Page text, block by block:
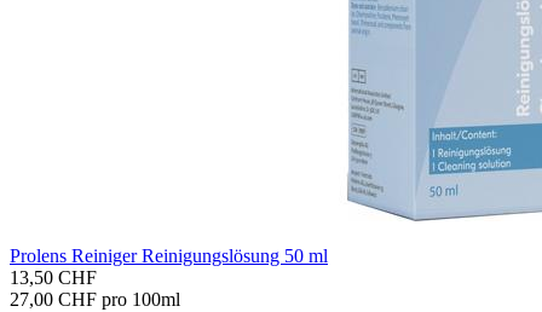
Pro­lens Rei­ni­ger Rei­ni­gungs­lö­sung 50 ml
13,50 CHF
27,00 CHF pro 100ml